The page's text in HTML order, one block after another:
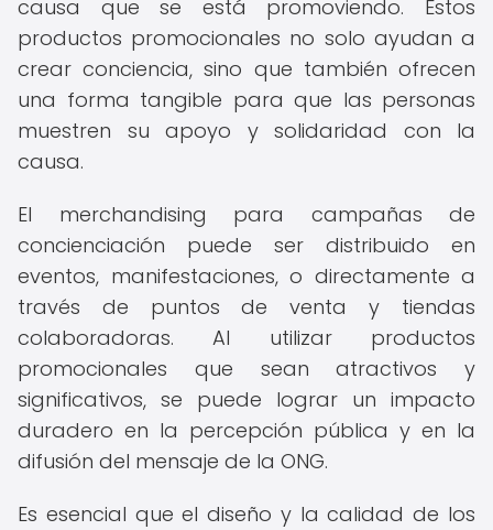
causa que se está promoviendo. Estos
productos promocionales no solo ayudan a
crear conciencia, sino que también ofrecen
una forma tangible para que las personas
muestren su apoyo y solidaridad con la
causa.
El merchandising para campañas de
concienciación puede ser distribuido en
eventos, manifestaciones, o directamente a
través de puntos de venta y tiendas
colaboradoras. Al utilizar productos
promocionales que sean atractivos y
significativos, se puede lograr un impacto
duradero en la percepción pública y en la
difusión del mensaje de la ONG.
Es esencial que el diseño y la calidad de los